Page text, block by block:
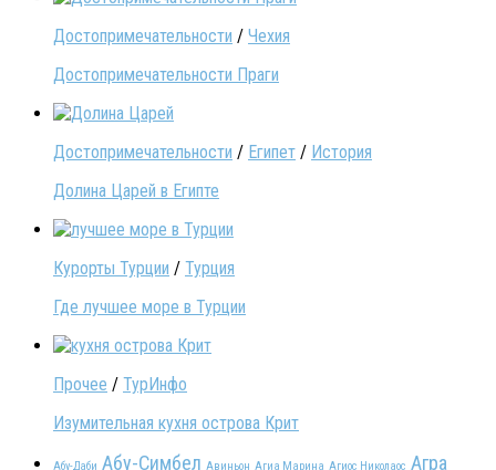
Достопримечательности / Чехия
Достопримечательности Праги
Достопримечательности / Египет / История
Долина Царей в Египте
Курорты Турции / Турция
Где лучшее море в Турции
Прочее / ТурИнфо
Изумительная кухня острова Крит
Абу-Даби Абу-Симбел Авиньон Агиа Марина Агиос Николаос Агра